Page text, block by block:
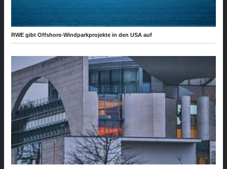
RWE gibt Offshore-Windparkprojekte in den USA auf